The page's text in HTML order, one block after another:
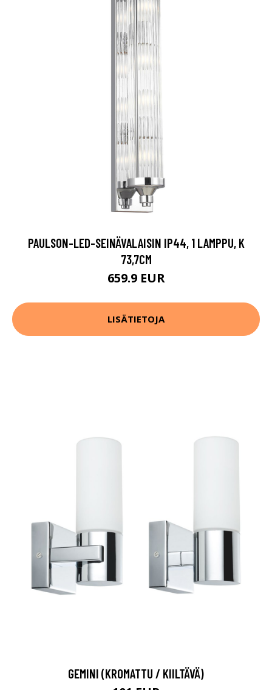
PAULSON-LED-SEINÄVALAISIN IP44, 1 LAMPPU, K
73,7CM
659.9 EUR
LISÄTIETOJA
GEMINI (KROMATTU / KIILTÄVÄ)